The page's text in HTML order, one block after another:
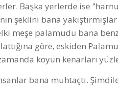
Başka yerlerde ise
şeklini bana
meşe palamudu bana
göre, eskiden
koyun kenarları
bana muhtaçtı.